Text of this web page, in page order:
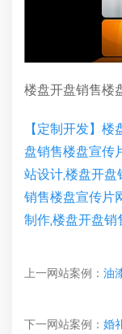
楼盘开盘销售楼
【定制开发】
盘销售楼盘宣传
站设计,楼盘开
销售楼盘宣传片
制作,楼盘开盘
上一网站案例： 油
下一网站案例： 婚